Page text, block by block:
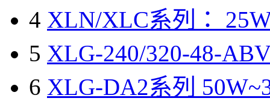
4 XLN/XLC系列：
5 XLG-240/320-48-
6 XLG-DA2系列